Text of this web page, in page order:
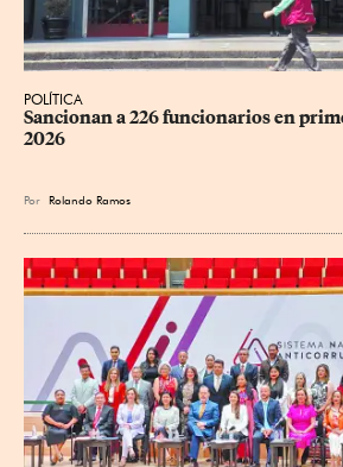
POLÍTICA
Sancionan a 226 funcionarios en
2026
Por Rolando Ramos